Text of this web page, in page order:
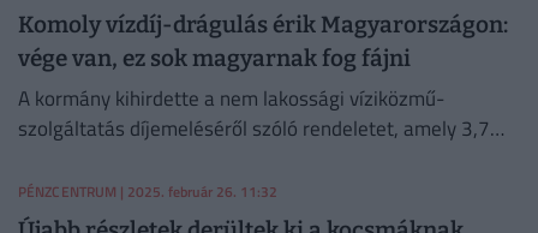
Komoly vízdíj-drágulás érik Magyarországon:
vége van, ez sok magyarnak fog fájni
A kormány kihirdette a nem lakossági víziközmű-
szolgáltatás díjemeléséről szóló rendeletet, amely 3,7
vízdíját.
PÉNZCENTRUM | 2025. február 26. 11:32